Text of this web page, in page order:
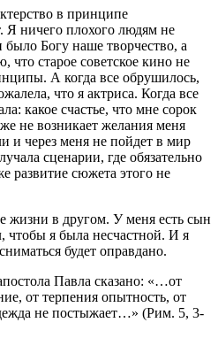
в принципе
Я ничего плохого людям не
Богу наше творчество, а
что старое советское кино не
А когда все обрушилось,
что я актриса. Когда все
какое счастье, что мне сорок
не возникает желания меня
и через меня не пойдет в мир
сценарии, где обязательно
развитие сюжета этого не
жизни в другом. У меня есть сын
чтобы я была несчастной. И я
будет оправдано.
Павла сказано: «…от
от терпения опытность, от
не постыжает…» (Рим. 5, 3-